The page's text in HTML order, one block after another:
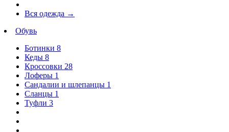
Вся одежда →
Обувь
Ботинки 8
Кеды 8
Кроссовки 28
Лоферы 1
Сандалии и шлепанцы 1
Сланцы 1
Туфли 3